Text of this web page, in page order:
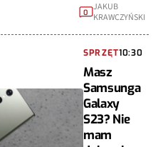
0 JAKUB
KRAWCZYŃSKI
SPRZĘT10:30
Masz
Samsunga
Galaxy
S23? Nie
mam